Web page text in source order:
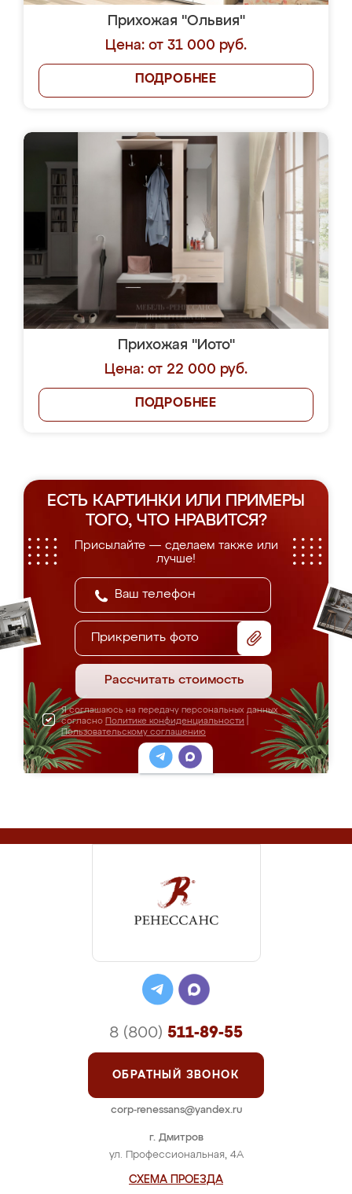
Прихожая "Ольвия"
Цена: от 31 000 руб.
ПОДРОБНЕЕ
Прихожая "Иото"
Цена: от 22 000 руб.
ПОДРОБНЕЕ
ЕСТЬ КАРТИНКИ ИЛИ ПРИМЕРЫ
ТОГО, ЧТО НРАВИТСЯ?
Присылайте — сделаем также или
лучше!
Прикрепить фото
Рассчитать стоимость
Я соглашаюсь на передачу персональных данных
согласно Политике конфиденциальности
Пользовательскому соглашению
г. Дмитров
ул. Профессиональная, 4А
СХЕМА ПРОЕЗДА
8 (800) 511-89-55
ОБРАТНЫЙ ЗВОНОК
corp-renessans@yandex.ru